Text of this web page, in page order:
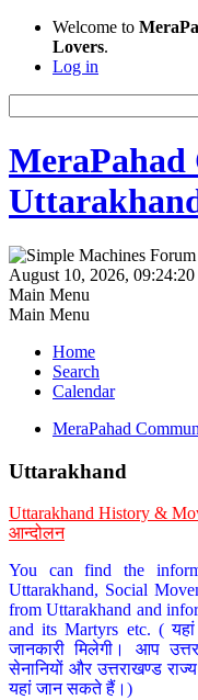
Welcome to
Lovers.
Log in
August 10, 2026,
Main Menu
Main Menu
Home
Search
Calendar
MeraPahad
Uttarakhand
Uttarakhand History &
आन्दोलन
You can find the
Uttarakhand, Social
from Uttarakhand and
and its Martyrs etc. (
जानकारी मिलेगी। आप
सेनानियों और उत्तराखण्ड
यहां जान सकते हैं।)